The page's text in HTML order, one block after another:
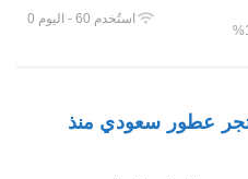
استُخدم 60 - اليوم 0
عطور سعودي منذ